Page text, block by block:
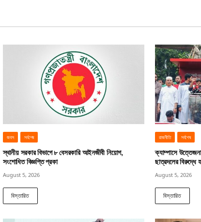
জবস সর্বশেষ
স্থানীয় সরকার বিভাগে ৮ বেসরকারি আইনজীবী নিয়োগ,
সংশোধিত বিজ্ঞপ্তি প্রকা
August 5, 2026
বিস্তারিত
রাজনীতি সর্বশেষ
ক্যাম্পাসে
ছাত্রদলের বিরুদ্ধে
August 5, 2026
বিস্তারিত